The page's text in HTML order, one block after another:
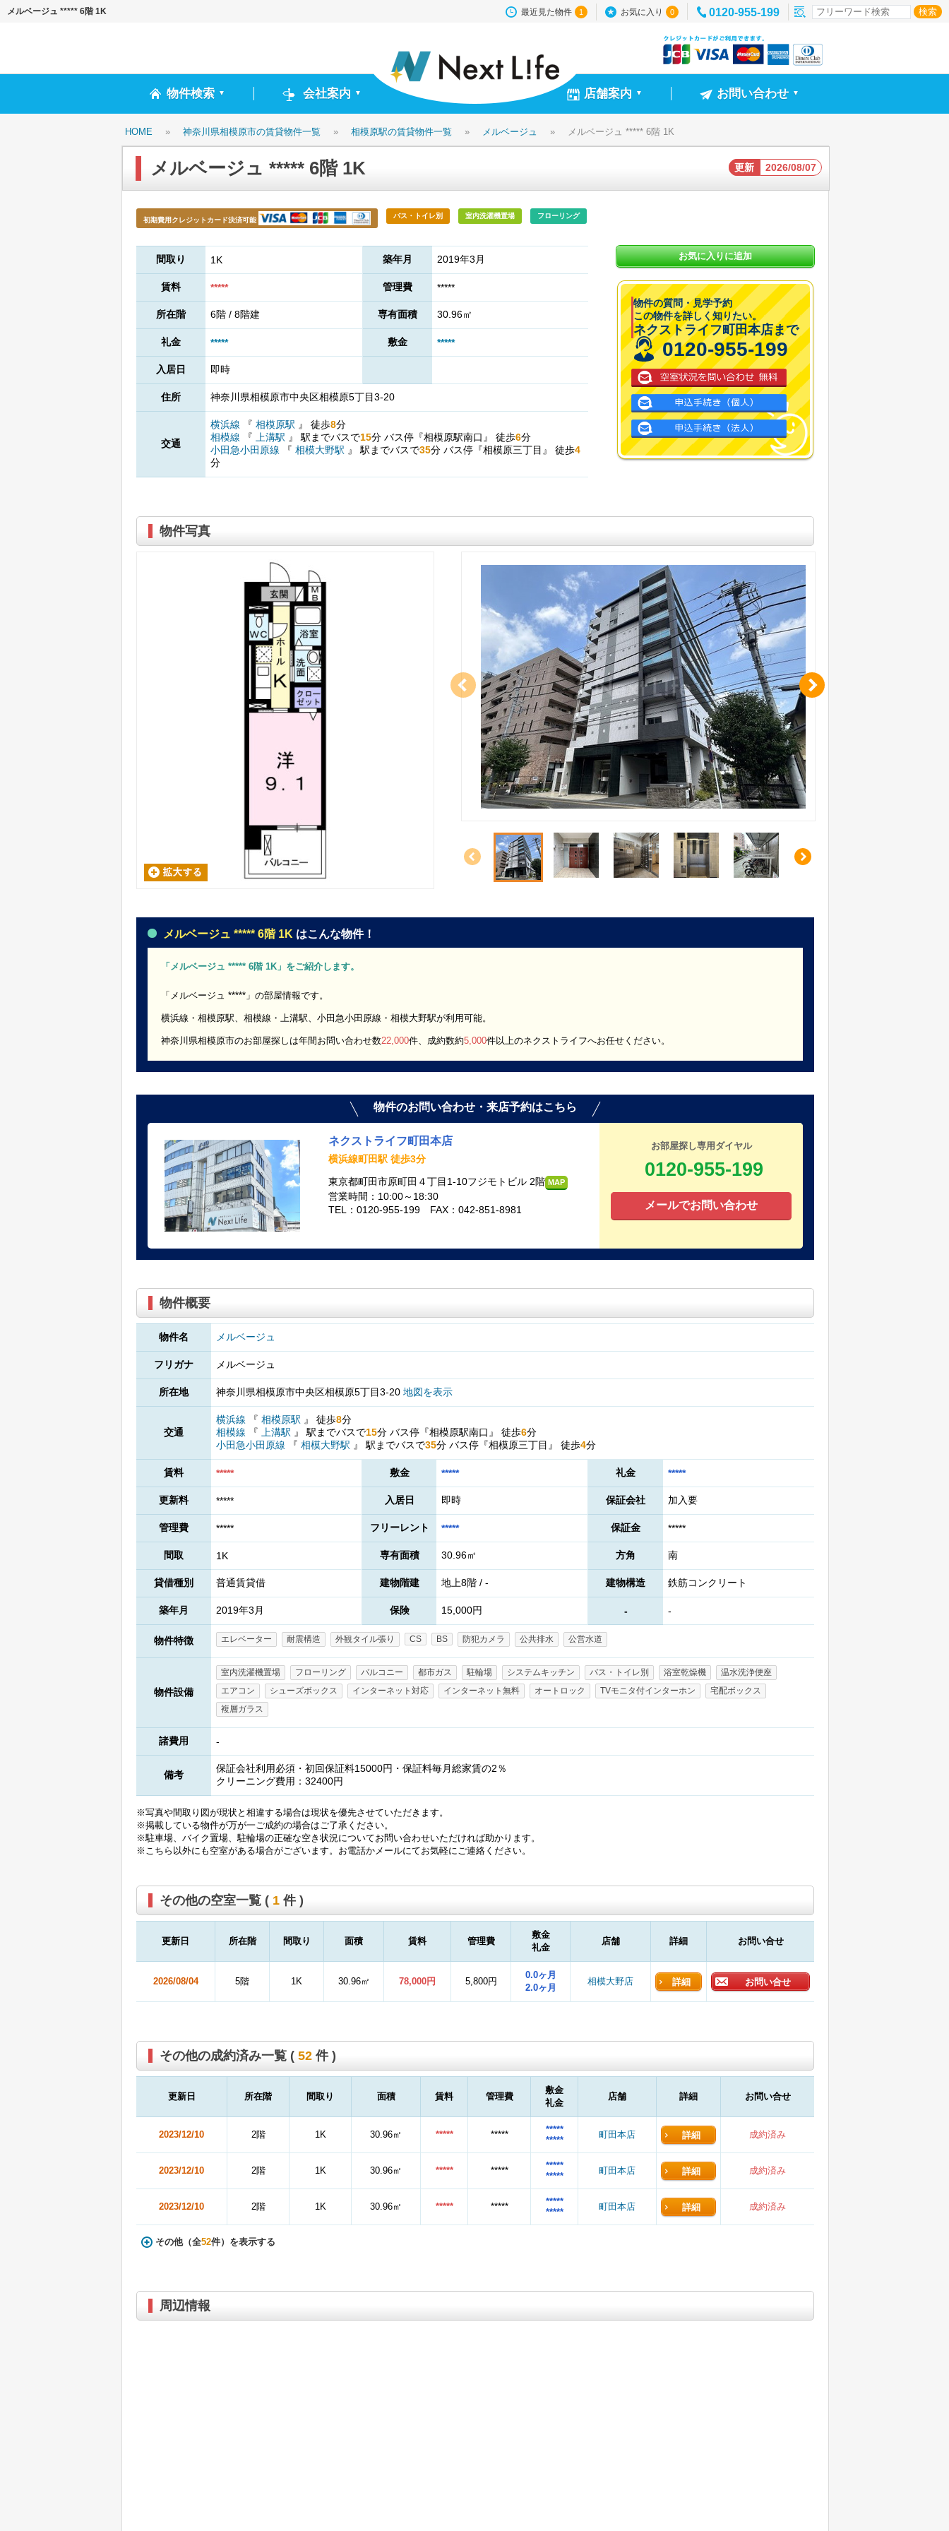
メルベージュ ***** 6階 1K 最近見た物件 1 お気に入り 0 0120-955-199
物件検索 ▼ 会社案内 ▼ 店舗案内 ▼ お問い合わせ ▼
HOME » 神奈川県相模原市の賃貸物件一覧 » 相模原駅の賃貸物件一覧 » メルベージュ » メルベージュ ***** 6階 1K
メルベージュ ***** 6階 1K 更新 2026/08/07
初期費用クレジットカード決済可能
バス・トイレ別 室内洗濯機置場 フローリング
間取り 1K 築年月 2019年3月
賃料 ***** 管理費 *****
所在階 6階 / 8階建 専有面積 30.96㎡
礼金 ***** 敷金 *****
入居日 即時
住所 神奈川県相模原市中央区相模原5丁目3-20
交通
横浜線 『 相模原駅 』 徒歩8分
相模線
『 上溝駅 』 駅までバスで15分 バス停『相模原駅南口』 徒歩6分
小田急小田原線
『 相模大野駅 』 駅までバスで35分 バス停『相模原三丁目』 徒歩4
分
お気に入りに追加
物件の質問・見学予約
この物件を詳しく知りたい。
ネクストライフ町田本店まで
0120-955-199
物件写真
メルベージュ ***** 6階 1K はこんな物件！
「メルベージュ ***** 6階 1K」をご紹介します。
「メルベージュ *****」の部屋情報です。
横浜線・相模原駅、相模線・上溝駅、小田急小田原線・相模大野駅が利用可能。
神奈川県相模原市のお部屋探しは年間お問い合わせ数22,000件、成約数約5,000件以上のネクストライフへお任せください。
物件のお問い合わせ・来店予約はこちら
ネクストライフ町田本店
横浜線町田駅 徒歩3分
東京都町田市原町田４丁目1-10フジモトビル 2階 MAP
営業時間：10:00～18:30
TEL：0120-955-199 FAX：042-851-8981
お部屋探し専用ダイヤル
0120-955-199
メールでお問い合わせ
物件概要
物件名 メルベージュ
フリガナ メルベージュ
所在地 神奈川県相模原市中央区相模原5丁目3-20 地図を表示
交通
横浜線 『 相模原駅 』 徒歩8分
相模線
『 上溝駅 』 駅までバスで15分 バス停『相模原駅南口』 徒歩6分
小田急小田原線
『 相模大野駅 』 駅までバスで35分 バス停『相模原三丁目』 徒歩4分
賃料 ***** 敷金 ***** 礼金 *****
更新料 ***** 入居日 即時 保証会社 加入要
管理費 ***** フリーレント ***** 保証金 *****
間取 1K 専有面積 30.96㎡ 方角 南
貸借種別 普通賃貸借 建物階建 地上8階 / - 建物構造 鉄筋コンクリート
築年月 2019年3月 保険 15,000円 - -
物件特徴 エレベーター 耐震構造 外観タイル張り CS BS 防犯カメラ 公共排水 公営水道
物件設備
室内洗濯機置場 フローリング バルコニー 都市ガス 駐輪場 システムキッチン バス・トイレ別 浴室乾燥機
温水洗浄便座
エアコン
シューズボックス インターネット対応 インターネット無料 オートロック TVモニタ付インターホン
宅配ボックス
複層ガラス
諸費用 -
備考
保証会社利用必須・初回保証料15000円・保証料毎月総家賃の2％
クリーニング費用：32400円
※写真や間取り図が現状と相違する場合は現状を優先させていただきます。
※掲載している物件が万が一ご成約の場合はご了承ください。
※駐車場、バイク置場、駐輪場の正確な空き状況についてお問い合わせいただければ助かります。
※こちら以外にも空室がある場合がございます。お電話かメールにてお気軽にご連絡ください。
その他の空室一覧 ( 1 件 )
更新日 所在階 間取り 面積 賃料 管理費
敷金
礼金
店舗 詳細 お問い合せ
2026/08/04 5階 1K 30.96㎡ 78,000円 5,800円
0.0ヶ月
2.0ヶ月
相模大野店 詳細 お問い合せ
その他の成約済み一覧 ( 52 件 )
更新日 所在階 間取り 面積 賃料 管理費
敷金
礼金
店舗 詳細 お問い合せ
2023/12/10 2階 1K 30.96㎡ ***** *****
*****
*****
町田本店 詳細 成約済み
2023/12/10 2階 1K 30.96㎡ ***** *****
*****
*****
町田本店 詳細 成約済み
2023/12/10 2階 1K 30.96㎡ ***** *****
*****
*****
町田本店 詳細 成約済み
その他（全52件）を表示する
周辺情報